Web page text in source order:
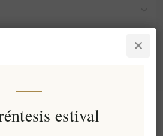
Información estival